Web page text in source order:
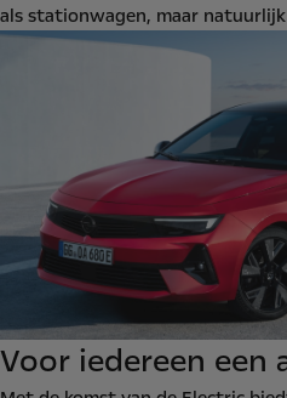
als stationwagen, maar
Voor iedereen